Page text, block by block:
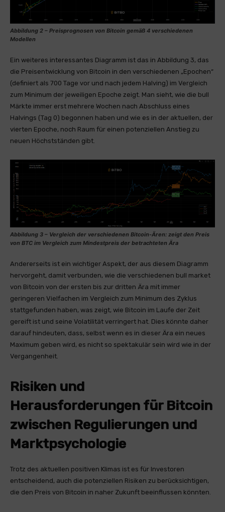
Abbildung 2 – Preisprognosen von Bitcoin gemäß 4 verschiedenen
Modellen
Ein weiteres interessantes Diagramm ist das in Abbildung 3, das
die Preisentwicklung von Bitcoin in den verschiedenen „Epochen“
(definiert als 700 Tage vor und nach jedem Halving) im Vergleich
zum Minimum der jeweiligen Epoche zeigt. Man sieht, wie die bull
Märkte immer erst mehrere Wochen nach Abschluss eines
Halvings (Tag 0) begonnen haben und wie es in der aktuellen, der
vierten Epoche, noch Raum für einen potenziellen Anstieg zu
neuen Höchstständen gibt.
Abbildung 3 – Vergleich der verschiedenen Bitcoin-Ären: zeigt den Preis
von BTC im Vergleich zum Mindestpreis der betrachteten Ära
Andererseits ist ein wichtiger Aspekt, der aus diesem Diagramm
hervorgeht, damit verbunden, wie die verschiedenen bull market
von Bitcoin von der ersten bis zur dritten Ära mit immer
geringeren Vielfachen im Vergleich zum Minimum des Zyklus
stattgefunden haben, was zeigt, wie Bitcoin im Laufe der Zeit
gereift ist und seine Volatilität verringert hat. Dies könnte daher
darauf hindeuten, dass, selbst wenn es in dieser Ära ein neues
Maximum geben wird, es nicht so spektakulär sein wird wie in der
Vergangenheit.
Risiken und
Herausforderungen für Bitcoin
zwischen Regulierungen und
Marktpsychologie
Trotz des aktuellen positiven Klimas ist es für Investoren
entscheidend, auch die potenziellen Risiken zu berücksichtigen,
die den Preis von Bitcoin in naher Zukunft beeinflussen könnten.